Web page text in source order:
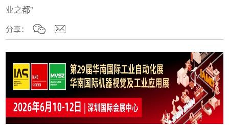
业之都”
分享：